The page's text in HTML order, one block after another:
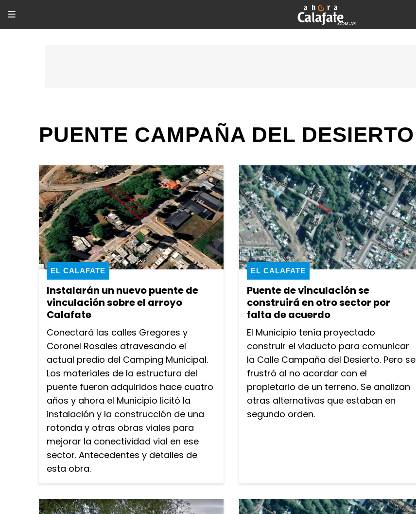
PUENTE CAMPAÑA DEL DESIERTO
Instalarán un nuevo puente de
vinculación sobre el arroyo
Calafate
EL CALAFATE
Conectará las calles Gregores y
Coronel Rosales atravesando el
actual predio del Camping Municipal.
Los materiales de la estructura del
puente fueron adquiridos hace cuatro
años y ahora el Municipio licitó la
instalación y la construcción de una
rotonda y otras obras viales para
mejorar la conectividad vial en ese
sector. Antecedentes y detalles de
esta obra.
Puente de vinculación se
construirá en otro sector por
falta de acuerdo
EL CALAFATE
El Municipio tenía proyectado
construir el viaducto para comunicar
la Calle Campaña del Desierto. Pero se
frustró al no acordar con el
propietario de un terreno. Se analizan
otras alternativas que estaban en
segundo orden.